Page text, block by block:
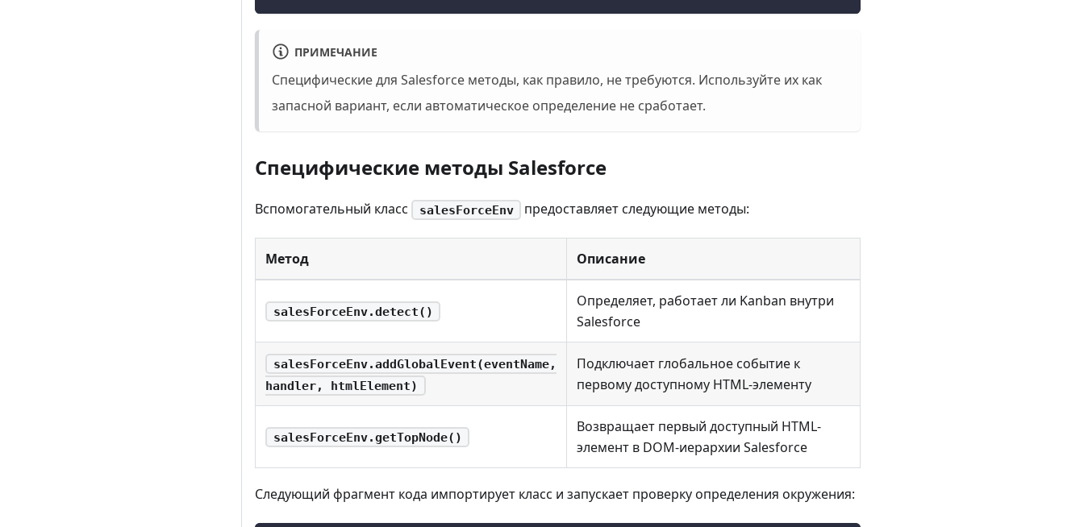
ПРИМЕЧАНИЕ
Специфические для Salesforce методы, как правило, не требуются. Используйте их как
запасной вариант, если автоматическое определение не сработает.
Специфические методы Salesforce
Вспомогательный класс salesForceEnv предоставляет следующие методы:
Метод Описание
salesForceEnv.detect()
Определяет, работает ли Kanban внутри
Salesforce
salesForceEnv.addGlobalEvent(eventName,
handler, htmlElement)
Подключает глобальное событие к
первому доступному HTML-элементу
salesForceEnv.getTopNode()
Возвращает первый доступный HTML-
элемент в DOM-иерархии Salesforce
Следующий фрагмент кода импортирует класс и запускает проверку определения окружения: